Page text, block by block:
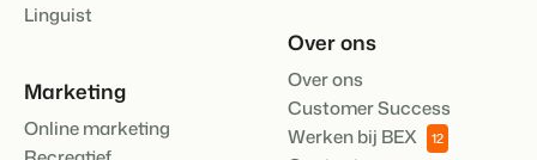
Linguist
Marketing
Online marketing
Over ons
Over ons
Customer Success
Werken bij BEX
12